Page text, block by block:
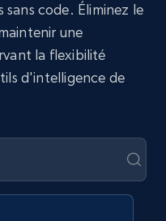
code. Éliminez le
une
la flexibilité
d'intelligence de